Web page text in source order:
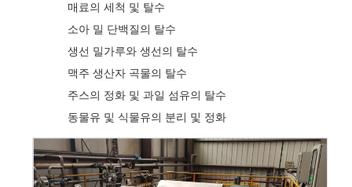
매료의 세척 및 탈수
소아 밀 단백질의 탈수
생선 밀가루와 생선의 탈수
맥주 생산자 곡물의 탈수
주스의 정화 및 과일 섬유의 탈수
동물유 및 식물유의 분리 및 정화